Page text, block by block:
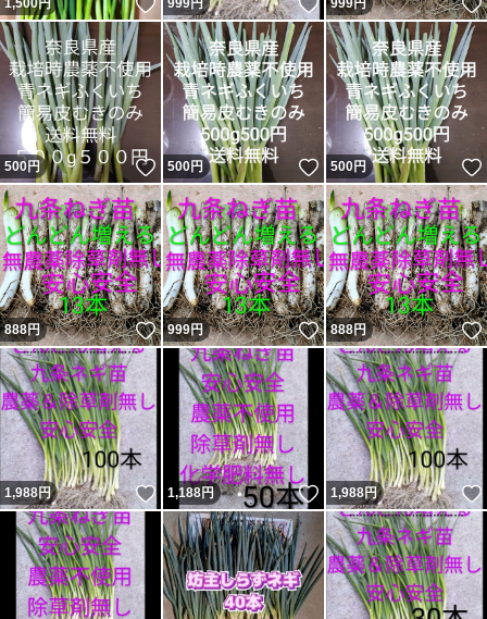
1,500円 いいね！
999円 いいね！
999円
500円 いいね！
500円 いいね！
500円
888円 いいね！
999円 いいね！
888円
1,988円 いいね！
1,188円 いいね！
1,988円